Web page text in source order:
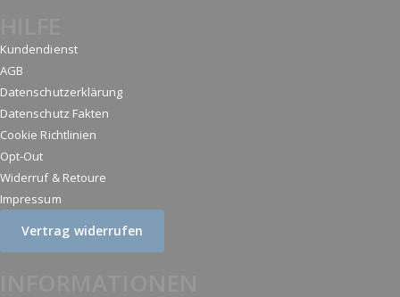
Kundendienst
AGB
Datenschutzerklärung
Datenschutz Fakten
Cookie Richtlinien
Opt-Out
Widerruf & Retoure
Impressum
Vertrag widerrufen